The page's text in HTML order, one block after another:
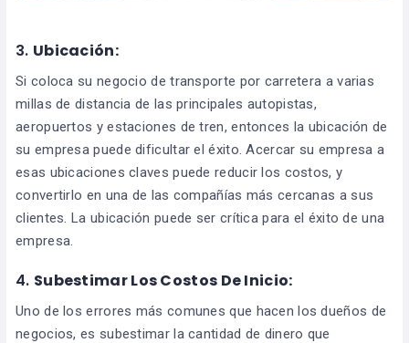
3. Ubicación:
Si coloca su negocio de transporte por carretera a varias
millas de distancia de las principales autopistas,
aeropuertos y estaciones de tren, entonces la ubicación de
su empresa puede dificultar el éxito. Acercar su empresa a
esas ubicaciones claves puede reducir los costos, y
convertirlo en una de las compañías más cercanas a sus
clientes. La ubicación puede ser crítica para el éxito de una
empresa.
4. Subestimar Los Costos De Inicio:
Uno de los errores más comunes que hacen los dueños de
negocios, es subestimar la cantidad de dinero que